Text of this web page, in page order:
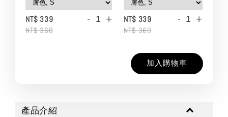
NT$ 339
NT$ 360
- +
NT$ 339
NT$ 360
- +
加入購物車
產品介紹